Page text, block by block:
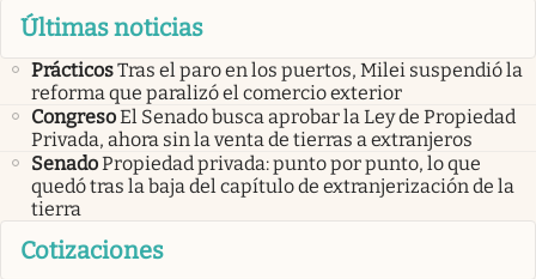
Últimas noticias
PrácticosTras el paro en los puertos, Milei suspendió la
reforma que paralizó el comercio exterior
CongresoEl Senado busca aprobar la Ley de Propiedad
Privada, ahora sin la venta de tierras a extranjeros
SenadoPropiedad privada: punto por punto, lo que
quedó tras la baja del capítulo de extranjerización de la
tierra
Cotizaciones